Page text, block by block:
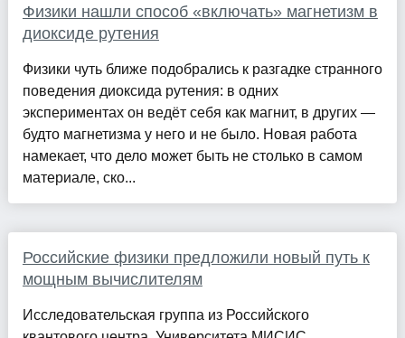
Физики нашли способ «включать» магнетизм в
диоксиде рутения
Физики чуть ближе подобрались к разгадке странного
поведения диоксида рутения: в одних
экспериментах он ведёт себя как магнит, в других —
будто магнетизма у него и не было. Новая работа
намекает, что дело может быть не столько в самом
материале, ско...
Российские физики предложили новый путь к
мощным вычислителям
Исследовательская группа из Российского